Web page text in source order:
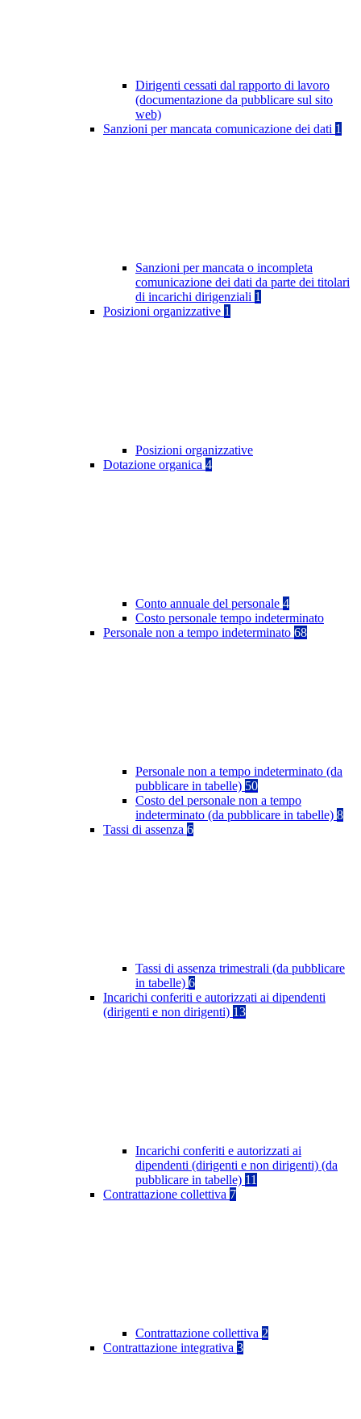
Dirigenti cessati dal rapporto di lavoro
(documentazione da pubblicare sul sito
web)
Sanzioni per mancata comunicazione dei dati 1
Sanzioni per mancata o incompleta
comunicazione dei dati da parte dei titolari
di incarichi dirigenziali 1
Posizioni organizzative 1
Posizioni organizzative
Dotazione organica 4
Conto annuale del personale 4
Costo personale tempo indeterminato
Personale non a tempo indeterminato 68
Personale non a tempo indeterminato (da
pubblicare in tabelle) 50
Costo del personale non a tempo
indeterminato (da pubblicare in tabelle) 8
Tassi di assenza 6
Tassi di assenza trimestrali (da pubblicare
in tabelle) 6
Incarichi conferiti e autorizzati ai dipendenti
(dirigenti e non dirigenti) 13
Incarichi conferiti e autorizzati ai
dipendenti (dirigenti e non dirigenti) (da
pubblicare in tabelle) 11
Contrattazione collettiva 7
Contrattazione collettiva 2
Contrattazione integrativa 3